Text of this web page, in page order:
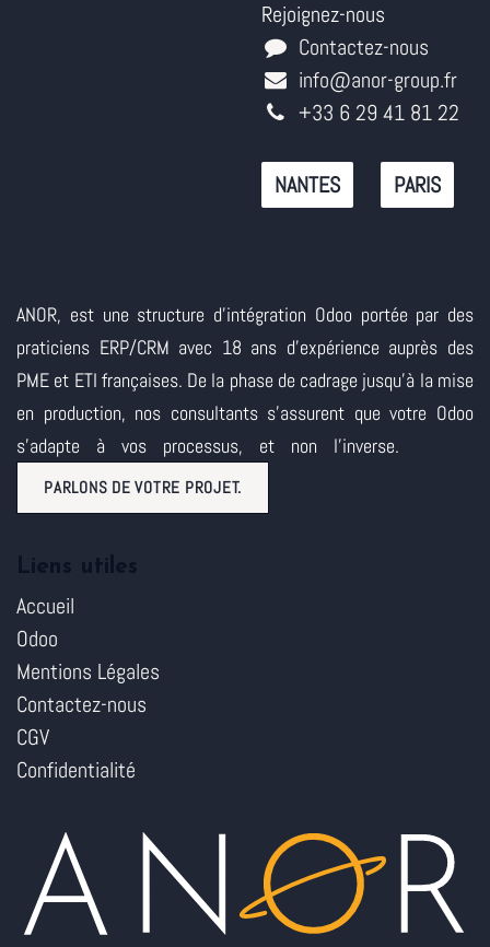
Rejoignez-nous
Contactez-nous
info@anor-group.fr
+33 6 29 41 81 22
NANTES PARIS
ANOR, est une structure d'intégration Odoo portée par des
praticiens ERP/CRM avec 18 ans d'expérience auprès des
PME et ETI françaises. De la phase de cadrage jusqu'à la mise
en production, nos consultants s'assurent que votre Odoo
s'adapte à vos processus, et non l'inverse.
PARLONS DE VOTRE PROJET.
Accueil
Odoo
Mentions Légales
Contactez-nous
CGV
Confidentialité